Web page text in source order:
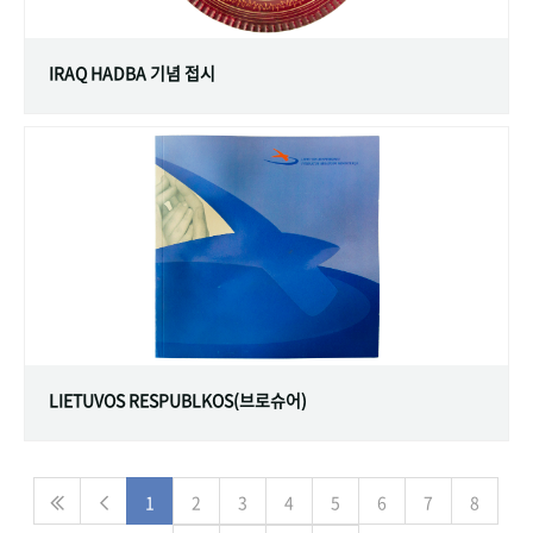
IRAQ HADBA 기념 접시
LIETUVOS RESPUBLKOS(브로슈어)
1 2 3 4 5 6 7 8